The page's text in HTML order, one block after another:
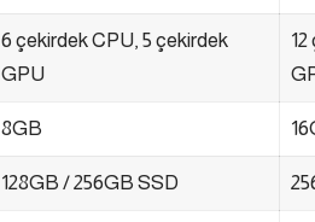
6 çekirdek CPU, 5 çekirdek
GPU
8GB
128GB / 256GB SSD